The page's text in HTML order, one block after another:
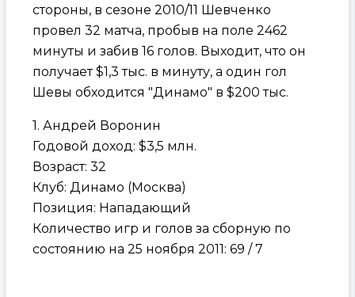
стороны, в сезоне 2010/11 Шевченко
провел 32 матча, пробыв на поле 2462
минуты и забив 16 голов. Выходит, что он
получает $1,3 тыс. в минуту, а один гол
Шевы обходится "Динамо" в $200 тыс.
1. Андрей Воронин
Годовой доход: $3,5 млн.
Возраст: 32
Клуб: Динамо (Москва)
Позиция: Нападающий
Количество игр и голов за сборную по
состоянию на 25 ноября 2011: 69 / 7